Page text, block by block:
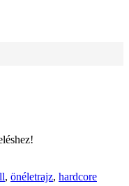
, önéletrajz, hardcore